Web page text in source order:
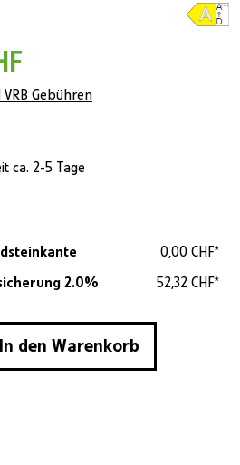
Gebühren
ca. 2-5 Tage
0,00 CHF*
2.0% 52,32 CHF*
Gib den gewünschten
In den Warenkorb